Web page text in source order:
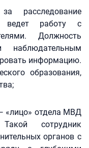
расследование
ведет работу с
Должность
наблюдательным
информацию.
образования,
«лицо» отдела МВД
сотрудник
органов с